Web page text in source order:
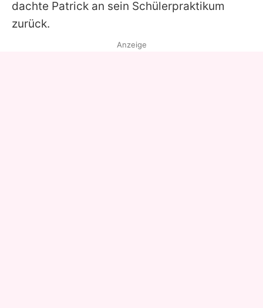
dachte Patrick an sein Schülerpraktikum
zurück.
Anzeige